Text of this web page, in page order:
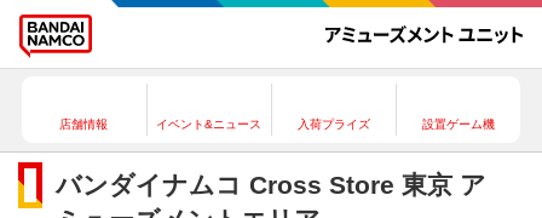
店舗情報 イベント&ニュース 入荷プライズ 設置ゲーム機
バンダイナムコ Cross Store 東京 ア